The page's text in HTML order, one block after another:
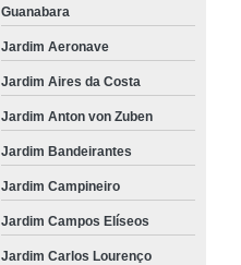
Guanabara
Jardim Aeronave
Jardim Aires da Costa
Jardim Anton von Zuben
Jardim Bandeirantes
Jardim Campineiro
Jardim Campos Elíseos
Jardim Carlos Lourenço